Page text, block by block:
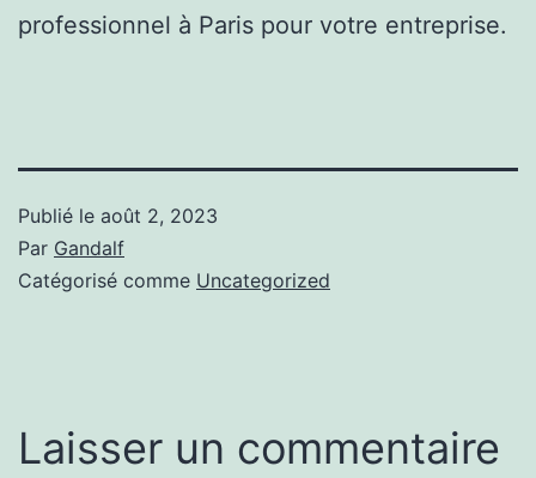
professionnel à Paris pour votre entreprise.
Publié le août 2, 2023
Par Gandalf
Catégorisé comme Uncategorized
Laisser un commentaire